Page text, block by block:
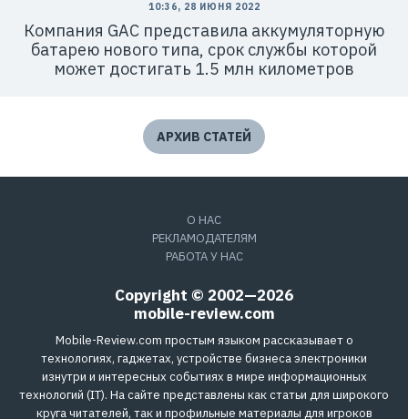
10:36, 28 ИЮНЯ 2022
Компания GAC представила аккумуляторную
батарею нового типа, срок службы которой
может достигать 1.5 млн километров
АРХИВ СТАТЕЙ
О НАС
РЕКЛАМОДАТЕЛЯМ
РАБОТА У НАС
Copyright © 2002—2026
mobile-review.com
Mobile-Review.com простым языком рассказывает о
технологиях, гаджетах, устройстве бизнеса электроники
изнутри и интересных событиях в мире информационных
технологий (IT). На сайте представлены как статьи для широкого
круга читателей, так и профильные материалы для игроков